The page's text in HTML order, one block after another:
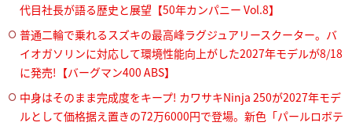
代目社長が語る歴史と展望【50年カンパニー Vol.8】
普通二輪で乗れるスズキの最高峰ラグジュアリースクーター。バ
イオガソリンに対応して環境性能向上がした2027年モデルが8/18
に発売!【バーグマン400 ABS】
中身はそのまま完成度をキープ! カワサキNinja 250が2027年モデ
ルとして価格据え置きの72万6000円で登場。新色「パールロボテ